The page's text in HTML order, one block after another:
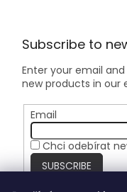
Subscribe to
Enter your email
new products in our
Email
Chci odebírat
SUBSCRIBE